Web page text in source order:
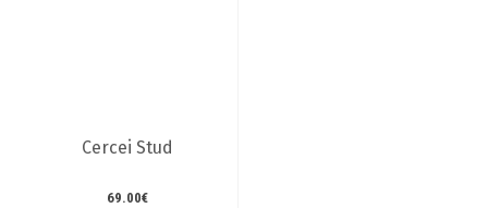
Cercei Stud
69.00€